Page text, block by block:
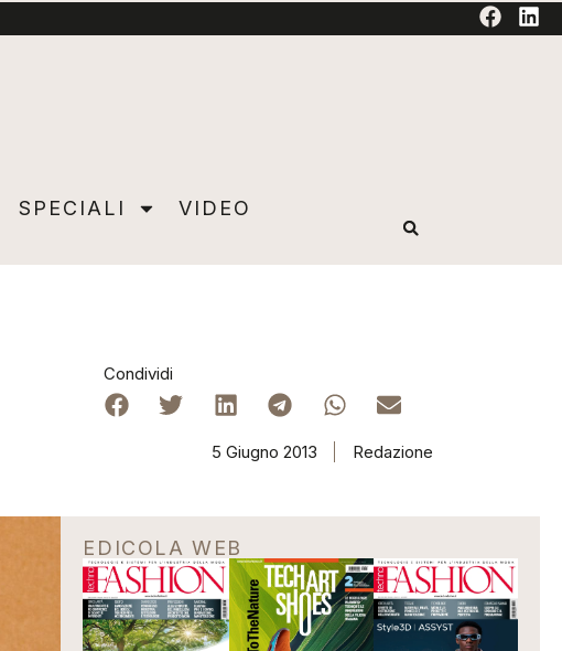
ADVERTORIAL
SPECIALI
VIDEO
Condividi
5 Giugno 2013 Redazione
EDICOLA WEB